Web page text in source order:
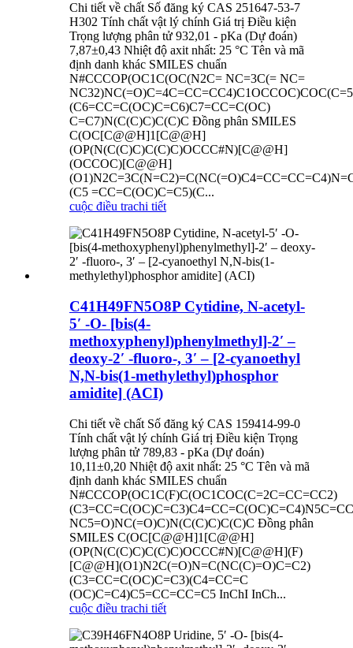
Chi tiết về chất Số đăng ký CAS 251647-53-7
H302 Tính chất vật lý chính Giá trị Điều kiện
Trọng lượng phân tử 932,01 - pKa (Dự đoán)
7,87±0,43 Nhiệt độ axit nhất: 25 °C Tên và mã
định danh khác SMILES chuẩn
N#CCCOP(OC1C(OC(N2C= NC=3C(= NC=
(C6=CC=C(OC)C=C6)C7=CC=C(OC)
C=C7)N(C(C)C)C(C)C Đồng phân SMILES
C(OC[C@@H]1[C@@H]
(OP(N(C(C)C)C(C)C)OCCC#N)[C@@H]
(OCCOC)[C@@H]
(C5 =CC=C(OC)C=C5)(C...
cuộc điều trachi tiết
C41H49FN5O8P Cytidine, N-acetyl-
5′ -O- [bis(4-
methoxyphenyl)phenylmethyl]-2′ –
deoxy-2′ -fluoro-, 3′ – [2-cyanoethyl
N,N-bis(1-methylethyl)phosphor
amidite] (ACI)
Chi tiết về chất Số đăng ký CAS 159414-99-0
Tính chất vật lý chính Giá trị Điều kiện Trọng
lượng phân tử 789,83 - pKa (Dự đoán)
10,11±0,20 Nhiệt độ axit nhất: 25 °C Tên và mã
định danh khác SMILES chuẩn
N#CCCOP(OC1C(F)C(OC1COC(C=2C=CC=CC2)
NC5=O)NC(=O)C)N(C(C)C)C(C)C Đồng phân
SMILES C(OC[C@@H]1[C@@H]
(OP(N(C(C)C)C(C)C)OCCC#N)[C@@H](F)
[C@@H](O1)N2C(=O)N=C(NC(C)=O)C=C2)
(C3=CC=C(OC)C=C3)(C4=CC=C
(OC)C=C4)C5=CC=CC=C5 InChI InCh...
cuộc điều trachi tiết